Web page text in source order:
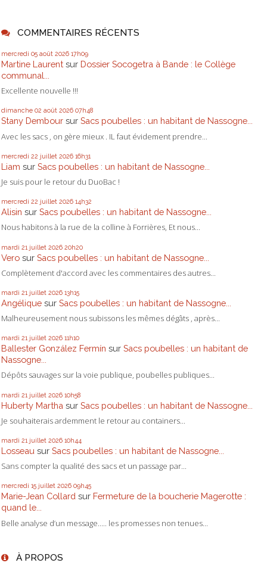
COMMENTAIRES RÉCENTS
mercredi 05 août 2026 17h09
Martine Laurent sur Dossier Socogetra à Bande : le Collège
communal...
Excellente nouvelle !!!
dimanche 02 août 2026 07h48
Stany Dembour sur Sacs poubelles : un habitant de Nassogne...
Avec les sacs , on gère mieux . IL faut évidement prendre...
mercredi 22 juillet 2026 16h31
Liam sur Sacs poubelles : un habitant de Nassogne...
Je suis pour le retour du DuoBac !
mercredi 22 juillet 2026 14h32
Alisin sur Sacs poubelles : un habitant de Nassogne...
Nous habitons à la rue de la colline à Forrières, Et nous...
mardi 21 juillet 2026 20h20
Vero sur Sacs poubelles : un habitant de Nassogne...
Complètement d'accord avec les commentaires des autres...
mardi 21 juillet 2026 13h15
Angélique sur Sacs poubelles : un habitant de Nassogne...
Malheureusement nous subissons les mêmes dégâts , après...
mardi 21 juillet 2026 11h10
Ballester González Fermín sur Sacs poubelles : un habitant de
Nassogne...
Dépôts sauvages sur la voie publique, poubelles publiques...
mardi 21 juillet 2026 10h58
Huberty Martha sur Sacs poubelles : un habitant de Nassogne...
Je souhaiterais ardemment le retour au containers...
mardi 21 juillet 2026 10h44
Losseau sur Sacs poubelles : un habitant de Nassogne...
Sans compter la qualité des sacs et un passage par...
mercredi 15 juillet 2026 09h45
Marie-Jean Collard sur Fermeture de la boucherie Magerotte :
quand le...
Belle analyse d’un message….. les promesses non tenues...
À PROPOS